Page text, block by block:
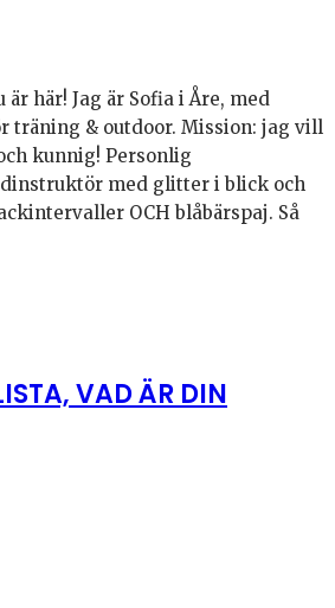
är här! Jag är Sofia i Åre, med
träning & outdoor. Mission: jag vill
kunnig! Personlig
med glitter i blick och
OCH blåbärspaj. Så
VAD ÄR DIN